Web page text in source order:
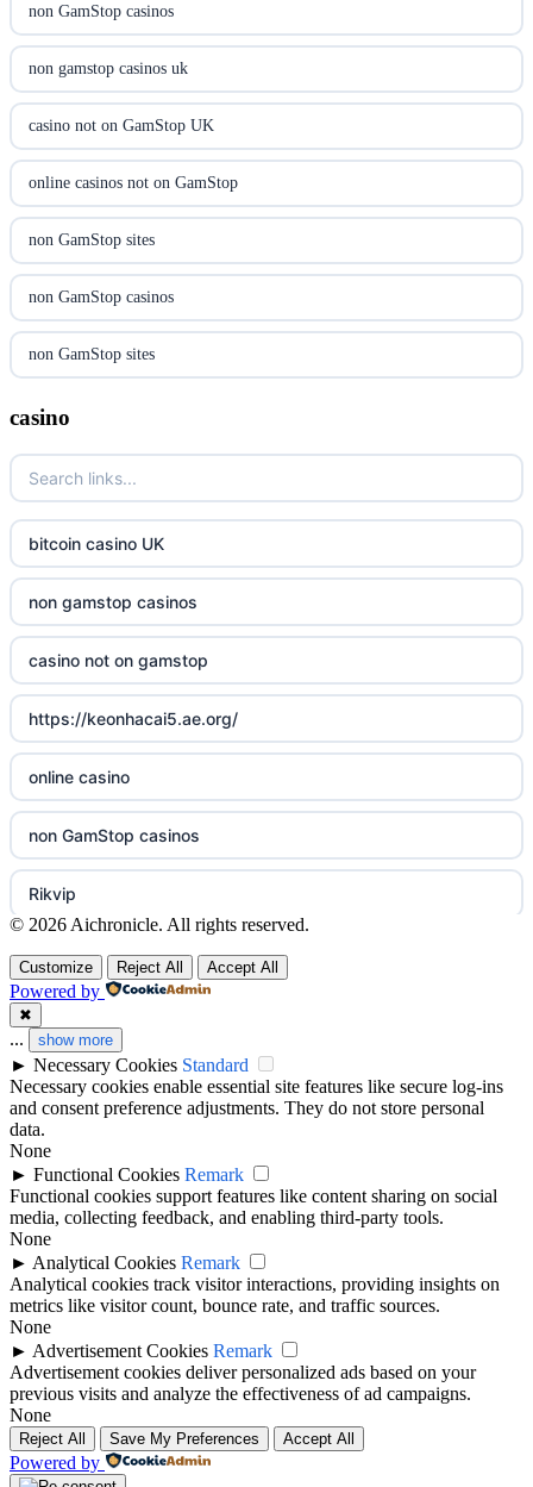
casinon på nätet
online casino canada
online casino canada
online casinos
online casinos
online casino
casino norge
meilleur casino en ligne
sazkove kancelare cr
sázkové kanceláře
online casino cz
casino online
zahraniční online casino
online casino zonder cruks
gokken zonder cruks
beste casino zonder cruks
beste online casino zonder cruks
online casinos
beste online casino nederland
καινουργια online casino
online sportfogadás
τα καλυτερα ξενα online casino
live casino
külföldi online kaszinó
non GamStop casinos
non gamstop casinos uk
casino not on GamStop UK
online casinos not on GamStop
non GamStop sites
non GamStop casinos
non GamStop sites
casino not on GamStop UK
UK casinos not on GamStop
online casino not on GamStop
online casinos not on GamStop
slots not on GamStop
horse racing bookies
non gamstop casinos
non gamstop casinos
non gamstop casinos
non gamstop casinos
non gamstop casinos
non gamstop casinos
non gamstop casinos
non gamstop casinos
non gamstop casinos
non gamstop casinos
non gamstop casinos
non GamStop sites
online casinos not on GamStop
casino
bitcoin casino UK
non gamstop casinos
casino not on gamstop
https://keonhacai5.ae.org/
online casino
non GamStop casinos
Rikvip
ranking kasyno online
legalne kasyno online
non gamstop casinos
non gamstop casino
best betting sites
bitcoin casinos
non gamstop casino
non gamstop casino
non gamstop casino
non gamstop casino
© 2026 Aichronicle. All rights reserved.
Customize Reject All Accept All
Powered by
✖
... show more
► Necessary Cookies Standard
Necessary cookies enable essential site features like secure log-ins
and consent preference adjustments. They do not store personal
data.
None
► Functional Cookies Remark
Functional cookies support features like content sharing on social
media, collecting feedback, and enabling third-party tools.
None
► Analytical Cookies Remark
Analytical cookies track visitor interactions, providing insights on
metrics like visitor count, bounce rate, and traffic sources.
None
► Advertisement Cookies Remark
Advertisement cookies deliver personalized ads based on your
previous visits and analyze the effectiveness of ad campaigns.
None
Reject All Save My Preferences Accept All
Powered by